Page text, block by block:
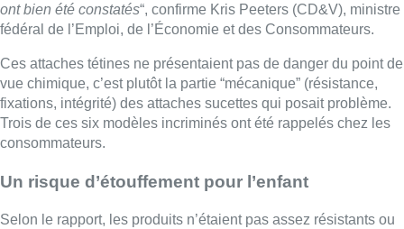
ont bien été constatés“, confirme Kris Peeters (CD&V), ministre
fédéral de l’Emploi, de l’Économie et des Consommateurs.
Ces attaches tétines ne présentaient pas de danger du point de
vue chimique, c’est plutôt la partie “mécanique” (résistance,
fixations, intégrité) des attaches sucettes qui posait problème.
Trois de ces six modèles incriminés ont été rappelés chez les
consommateurs.
Un risque d’étouffement pour l’enfant
Selon le rapport, les produits n’étaient pas assez résistants ou